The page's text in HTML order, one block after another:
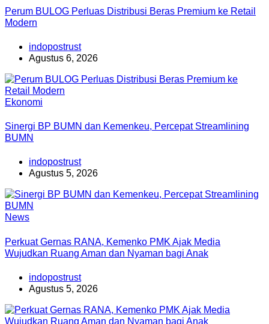
Perum BULOG Perluas Distribusi Beras Premium ke Retail
Modern
indopostrust
Agustus 6, 2026
Ekonomi
Sinergi BP BUMN dan Kemenkeu, Percepat Streamlining
BUMN
indopostrust
Agustus 5, 2026
News
Perkuat Gernas RANA, Kemenko PMK Ajak Media
Wujudkan Ruang Aman dan Nyaman bagi Anak
indopostrust
Agustus 5, 2026